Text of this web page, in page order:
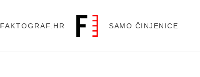
FAKTOGRAF.HR SAMO ČINJENICE